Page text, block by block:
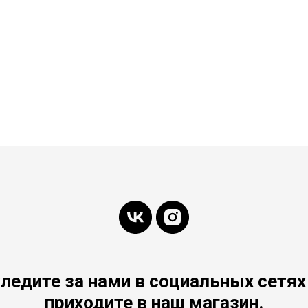
за нами в социальных
приходите в наш магазин.